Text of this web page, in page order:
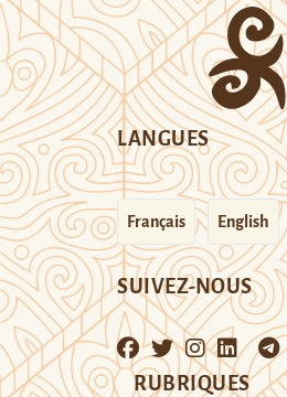
LANGUES
Français English
SUIVEZ-NOUS
RUBRIQUES